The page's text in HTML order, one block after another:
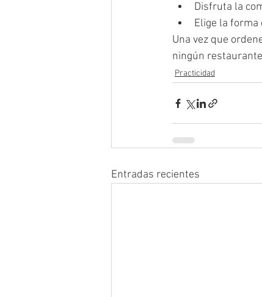
Disfruta la
Elige la forma
Una vez que
ningún
Practicidad
Entradas recientes